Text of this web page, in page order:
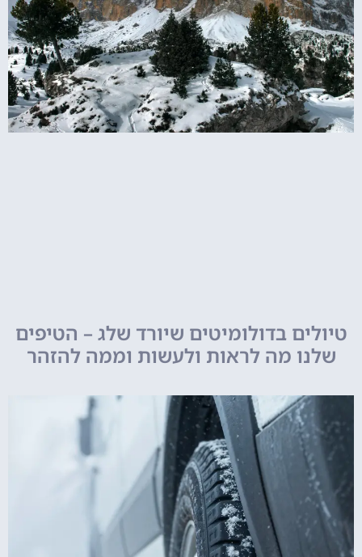
טיולים בדולומיטים שיורד שלג – הטיפים
שלנו מה לראות ולעשות וממה להזהר